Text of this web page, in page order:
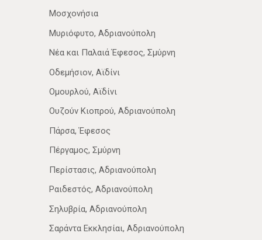
Μοσχονήσια
Μυριόφυτο, Αδριανούπολη
Νέα­ και Παλαιά Έφεσος, Σμύρνη
Οδεμήσιον, Αϊδίνι
Ομουρλού, Αϊδίνι
Ουζούν Κιοπρού, Αδριανούπολη
Πάρσα, Έφεσος
Πέργαμος, Σμύρνη
Περίστασις, Αδριανούπολη
Ραιδεστός, Αδριανούπολη
Σηλυβρία, Αδριανούπολη
Σαράντα Εκκλησίαι, Αδριανούπολη